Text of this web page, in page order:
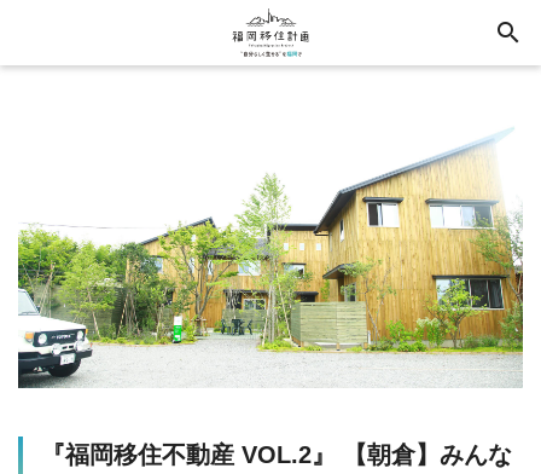
search
『福岡移住不動産 VOL.2』 【朝倉】みんな